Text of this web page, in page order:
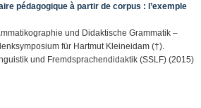
pédagogique à partir de corpus : l’exemple
und Didaktische Grammatik –
für Hartmut Kleineidam (†).
und Fremdsprachendidaktik (SSLF) (2015)